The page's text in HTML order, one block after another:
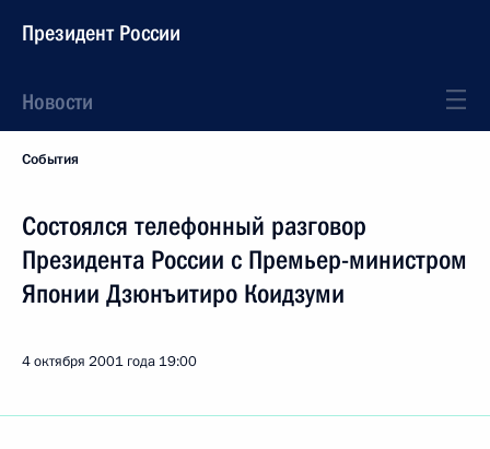
Президент России
Новости
События
Состоялся телефонный разговор
Президента России с Премьер-министром
Японии Дзюнъитиро Коидзуми
4 октября 2001 года 19:00